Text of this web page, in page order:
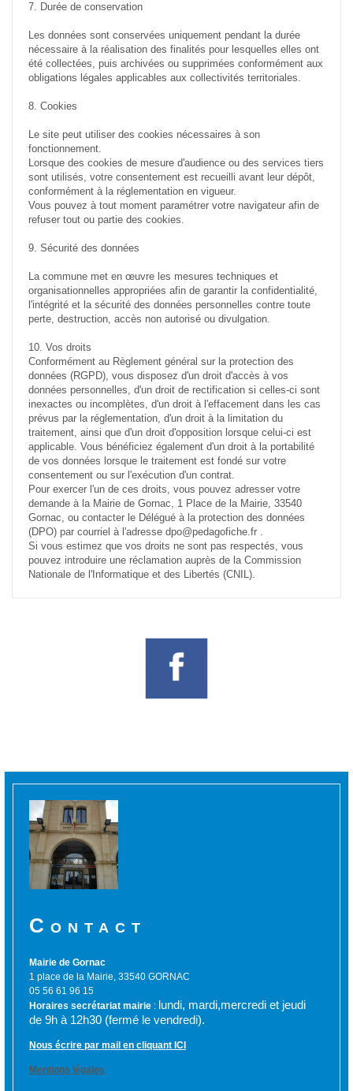
7. Durée de conservation
Les données sont conservées uniquement pendant la durée
nécessaire à la réalisation des finalités pour lesquelles elles ont
été collectées, puis archivées ou supprimées conformément aux
obligations légales applicables aux collectivités territoriales.
8. Cookies
Le site peut utiliser des cookies nécessaires à son
fonctionnement.
Lorsque des cookies de mesure d'audience ou des services tiers
sont utilisés, votre consentement est recueilli avant leur dépôt,
conformément à la réglementation en vigueur.
Vous pouvez à tout moment paramétrer votre navigateur afin de
refuser tout ou partie des cookies.
9. Sécurité des données
La commune met en œuvre les mesures techniques et
organisationnelles appropriées afin de garantir la confidentialité,
l'intégrité et la sécurité des données personnelles contre toute
perte, destruction, accès non autorisé ou divulgation.
10. Vos droits
Conformément au Règlement général sur la protection des
données (RGPD), vous disposez d'un droit d'accès à vos
données personnelles, d'un droit de rectification si celles-ci sont
inexactes ou incomplètes, d'un droit à l'effacement dans les cas
prévus par la réglementation, d'un droit à la limitation du
traitement, ainsi que d'un droit d'opposition lorsque celui-ci est
applicable. Vous bénéficiez également d'un droit à la portabilité
de vos données lorsque le traitement est fondé sur votre
consentement ou sur l'exécution d'un contrat.
Pour exercer l'un de ces droits, vous pouvez adresser votre
demande à la Mairie de Gornac, 1 Place de la Mairie, 33540
Gornac, ou contacter le Délégué à la protection des données
(DPO) par courriel à l'adresse dpo@pedagofiche.fr .
Si vous estimez que vos droits ne sont pas respectés, vous
pouvez introduire une réclamation auprès de la Commission
Nationale de l'Informatique et des Libertés (CNIL).
Contact
Mairie de Gornac
1 place de la Mairie, 33540 GORNAC
05 56 61 96 15
Horaires secrétariat mairie : lundi, mardi,mercredi et jeudi
de 9h à 12h30 (fermé le vendredi).
Nous écrire par mail en cliquant ICI
Mentions légales